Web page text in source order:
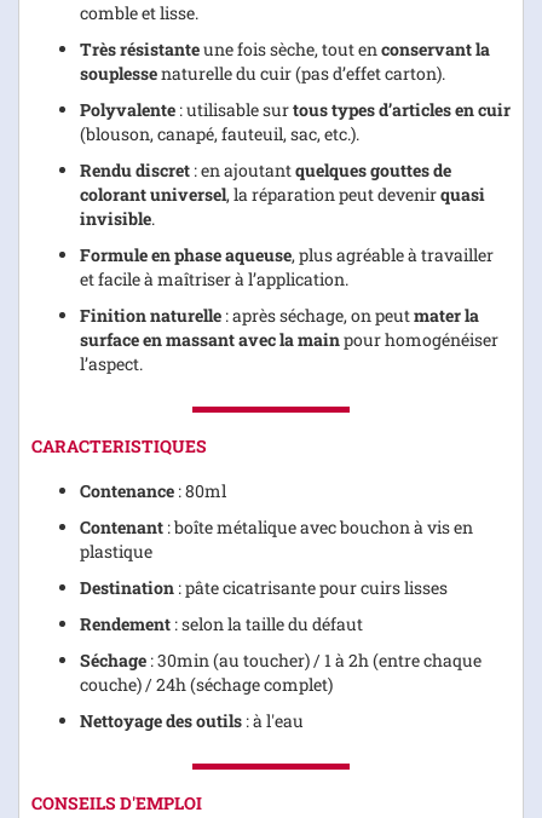
comble et lisse.
Très résistanteune fois sèche, tout enconservant la
souplessenaturelle du cuir (pas d’effet carton).
Polyvalente : utilisable surtous types d’articles en cuir
(blouson, canapé, fauteuil, sac, etc.).
Rendu discret : en ajoutantquelques gouttes de
colorant universel, la réparation peut devenirquasi
invisible.
Formule en phase aqueuse, plus agréable à travailler
et facile à maîtriser à l’application.
Finition naturelle : après séchage, on peutmater la
surface en massant avec la mainpour homogénéiser
l’aspect.
CARACTERISTIQUES
Contenance : 80ml
Contenant : boîte métalique avec bouchon à vis en
plastique
Destination : pâte cicatrisante pour cuirs lisses
Rendement : selon la taille du défaut
Séchage : 30min (au toucher) / 1 à 2h (entre chaque
couche) / 24h (séchage complet)
Nettoyage des outils : à l'eau
CONSEILS D'EMPLOI